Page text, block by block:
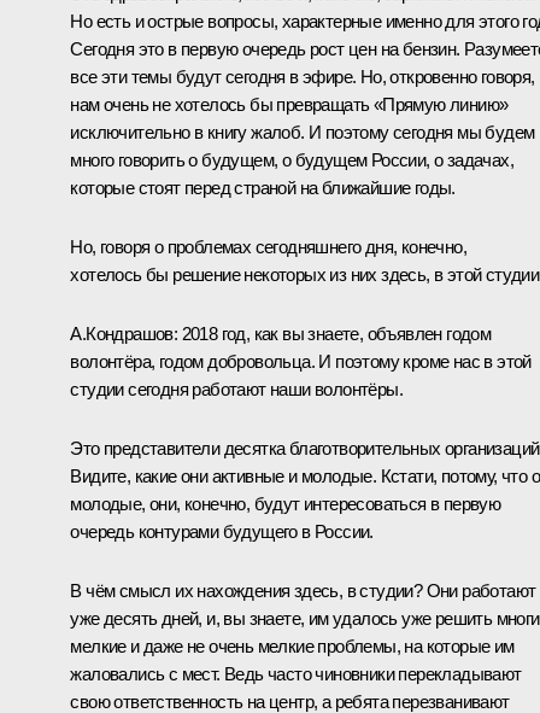
Но есть и острые вопросы, характерные именно для этого
Сегодня это в первую очередь рост цен на бензин.
все эти темы будут сегодня в эфире. Но, откровенно говоря,
нам очень не хотелось бы превращать «Прямую линию»
исключительно в книгу жалоб. И поэтому сегодня мы будем
много говорить о будущем, о будущем России, о задачах,
которые стоят перед страной на ближайшие годы.
Но, говоря о проблемах сегодняшнего дня, конечно,
хотелось бы решение некоторых из них здесь, в этой
А.Кондрашов: 2018 год, как вы знаете, объявлен годом
волонтёра, годом добровольца. И поэтому кроме нас в этой
студии сегодня работают наши волонтёры.
Это представители десятка благотворительных
Видите, какие они активные и молодые. Кстати, потому, что
молодые, они, конечно, будут интересоваться в первую
очередь контурами будущего в России.
В чём смысл их нахождения здесь, в студии? Они работают
уже десять дней, и, вы знаете, им удалось уже решить
мелкие и даже не очень мелкие проблемы, на которые им
жаловались с мест. Ведь часто чиновники перекладывают
свою ответственность на центр, а ребята перезванивают